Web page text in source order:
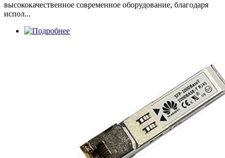
высококачественное современное оборудование, благодаря
испол...